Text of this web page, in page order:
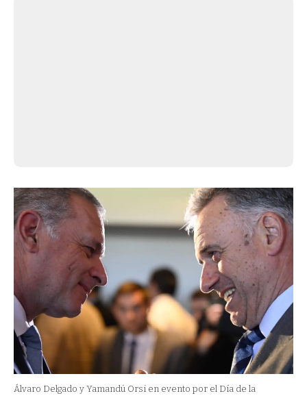
Álvaro Delgado y Yamandú Orsi en evento por el Día de la